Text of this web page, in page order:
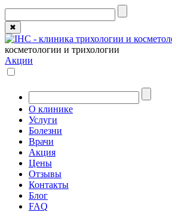
✖
косметологии и трихологии
Акции
О клинике
Услуги
Болезни
Врачи
Акция
Цены
Отзывы
Контакты
Блог
FAQ